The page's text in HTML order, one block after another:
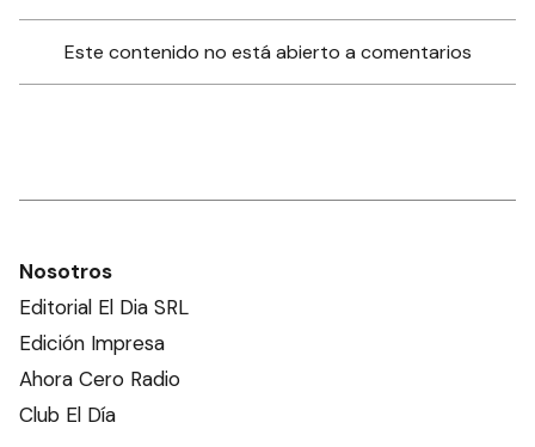
Este contenido no está abierto a comentarios
Nosotros
Editorial El Dia SRL
Edición Impresa
Ahora Cero Radio
Club El Día